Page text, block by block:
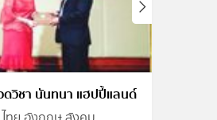
ดวิชา นันทนา แฮปปี้แลนด์